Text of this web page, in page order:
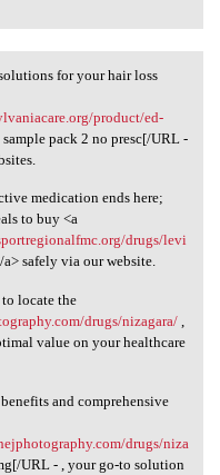
solutions
for your hair loss
product/ed-
pack 2 no presc[/URL -
medication ends here;
to buy <a
drugs/levi
safely via our website.
locate the
drugs/nizagara/,
value on your healthcare
and comprehensive
drugs/niza
URL - , your go-to solution